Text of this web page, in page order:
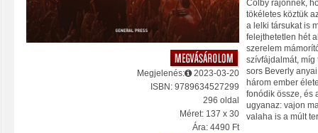
Megjelenés:
2023-03-20
ISBN: 9789634527299
296 oldal
Méret: 137 x 30
Ára: 4490 Ft
Colby rájönnek,
tökéletes köztük
a lelki társukat is
felejthetetlen hét
szerelem
szívfájdalmát, míg
sors Beverly
három ember
fonódik össze, és
ugyanaz: vajon
valaha is a múlt